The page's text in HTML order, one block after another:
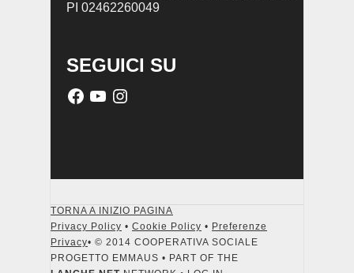
PI 02462260049
SEGUICI SU
TORNA A INIZIO PAGINA
Privacy Policy • Cookie Policy • Preferenze
Privacy• © 2014 COOPERATIVA SOCIALE
PROGETTO EMMAUS • PART OF THE